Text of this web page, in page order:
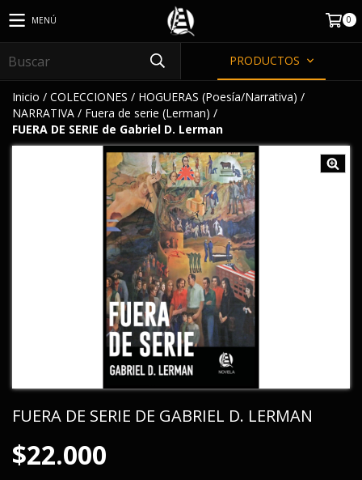
MENÚ 0
PRODUCTOS
Inicio / COLECCIONES / HOGUERAS (Poesía/Narrativa) /
NARRATIVA / Fuera de serie (Lerman) /
FUERA DE SERIE de Gabriel D. Lerman
FUERA DE SERIE DE GABRIEL D. LERMAN
$22.000